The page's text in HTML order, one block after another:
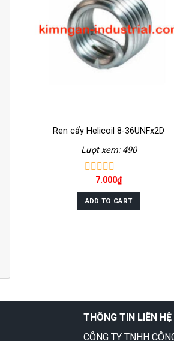
Ren cấy Helicoil 8-36UNFx2D
Lượt xem: 490
out
of
5
7.000₫
ADD TO CART
THÔNG TIN LIÊN HỆ
CÔNG TY TNHH